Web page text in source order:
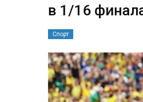
в 1/16
Спорт